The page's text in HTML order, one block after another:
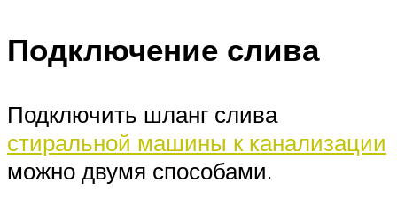
Подключение слива
Подключить шланг слива
стиральной машины к канализации
можно двумя способами.